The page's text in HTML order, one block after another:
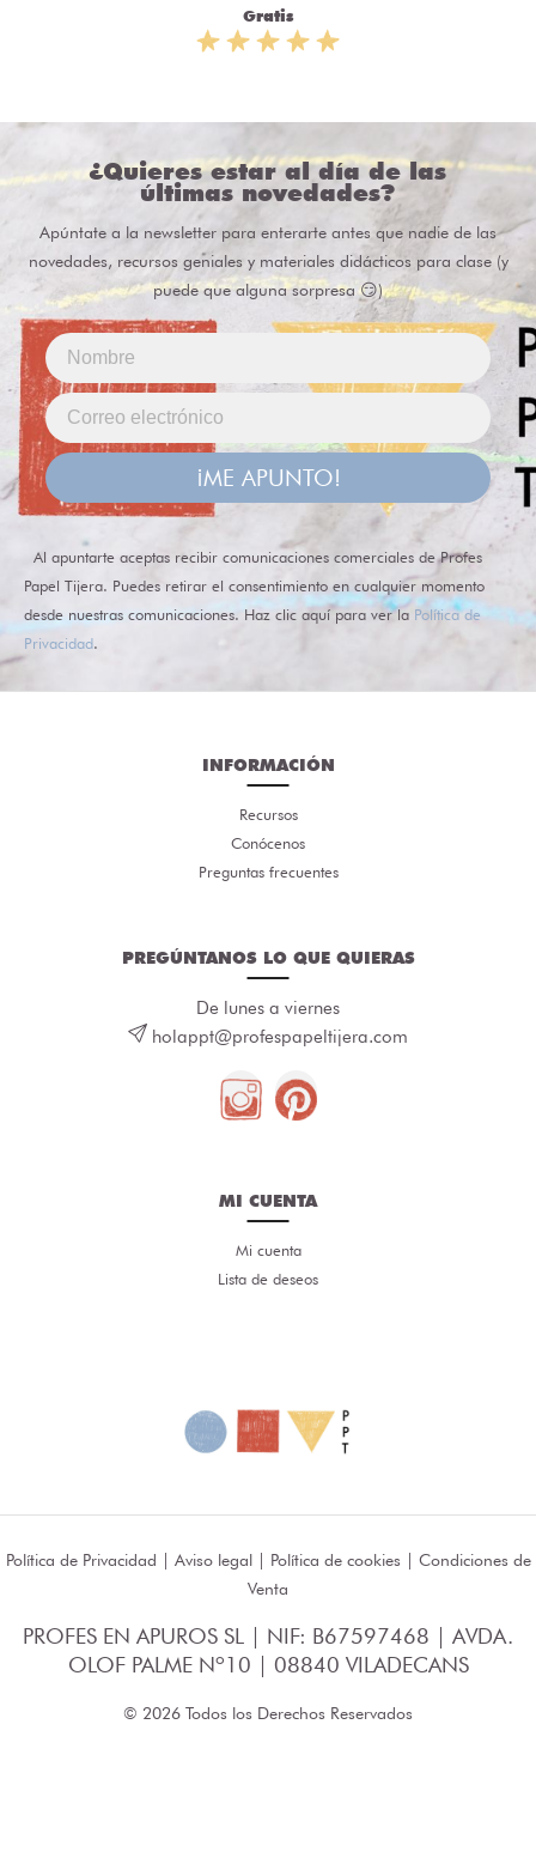
Gratis
¿Quieres estar al día de las
últimas novedades?
Apúntate a la newsletter para enterarte antes que nadie de las
novedades, recursos geniales y materiales didácticos para clase (y
puede que alguna sorpresa 😏)
¡ME APUNTO!
Al apuntarte aceptas recibir comunicaciones comerciales de Profes
Papel Tijera. Puedes retirar el consentimiento en cualquier momento
desde nuestras comunicaciones. Haz clic aquí para ver la Política de
Privacidad.
INFORMACIÓN
Recursos
Conócenos
Preguntas frecuentes
PREGÚNTANOS LO QUE QUIERAS
De lunes a viernes
holappt@profespapeltijera.com
MI CUENTA
Mi cuenta
Lista de deseos
Política de Privacidad | Aviso legal| Política de cookies | Condiciones de
Venta
PROFES EN APUROS SL | NIF: B67597468 | AVDA.
OLOF PALME Nº10 | 08840 VILADECANS
© 2026 Todos los Derechos Reservados